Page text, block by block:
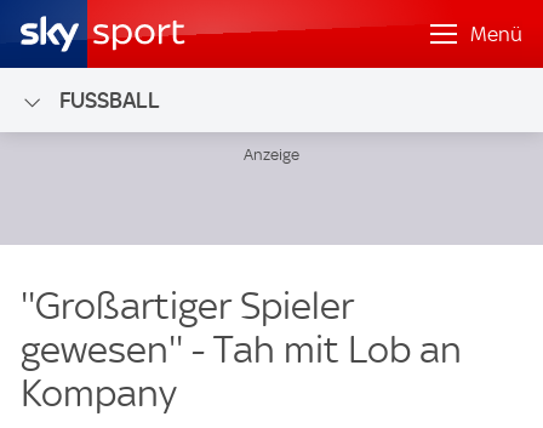
Menü
FUSSBALL
''Großartiger Spieler
gewesen'' - Tah mit Lob an
Kompany